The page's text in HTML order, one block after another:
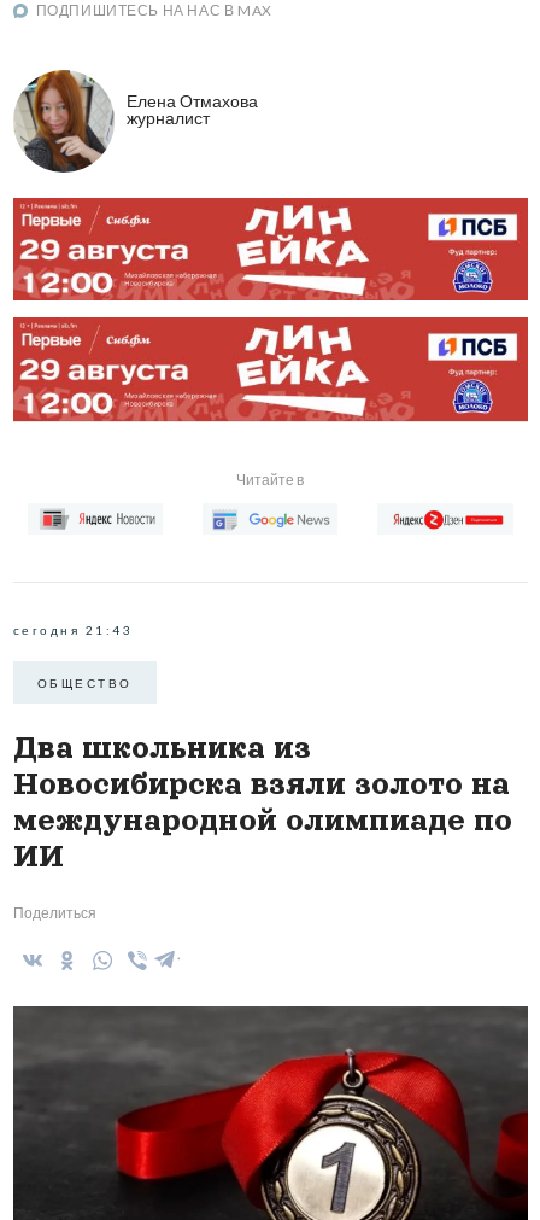
ПОДПИШИТЕСЬ НА НАС В MAX
Елена Отмахова
журналист
Читайте в
сегодня 21:43
ОБЩЕСТВО
Два школьника из
Новосибирска взяли золото на
международной олимпиаде по
ИИ
Поделиться